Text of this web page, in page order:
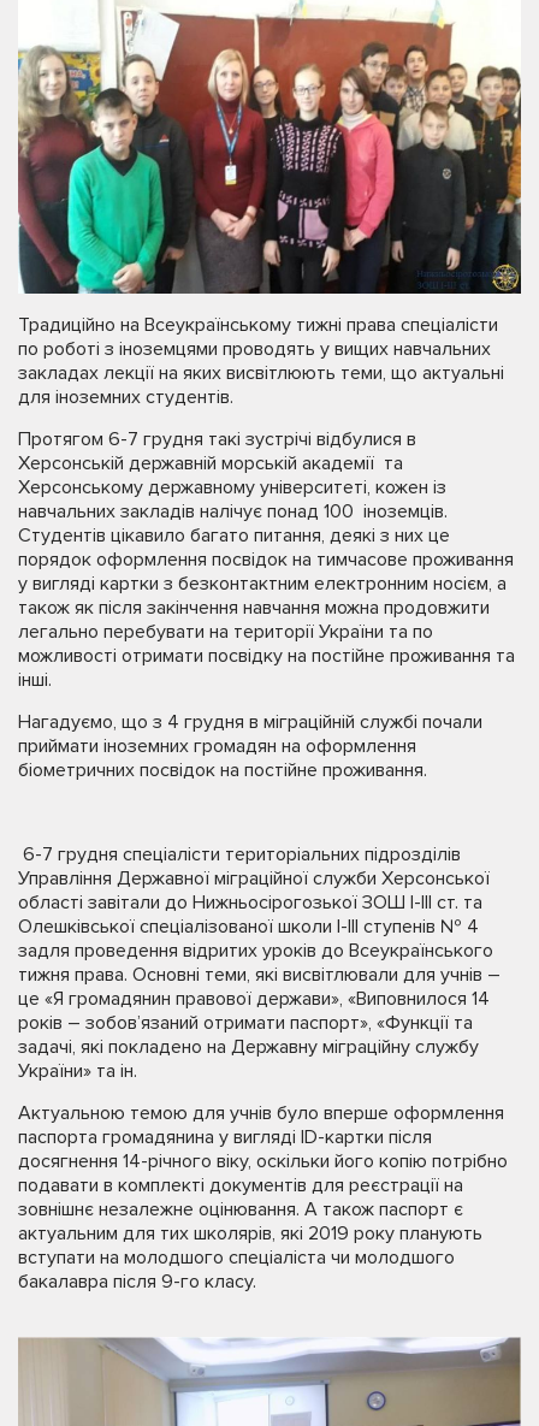
Традиційно на Всеукраїнському тижні права спеціалісти
по роботі з іноземцями проводять у вищих навчальних
закладах лекції на яких висвітлюють теми, що актуальні
для іноземних студентів.
Протягом 6-7 грудня такі зустрічі відбулися в
Херсонській державній морській академії та
Херсонському державному університеті, кожен із
навчальних закладів налічує понад 100 іноземців.
Студентів цікавило багато питання, деякі з них це
порядок оформлення посвідок на тимчасове проживання
у вигляді картки з безконтактним електронним носієм, а
також як після закінчення навчання можна продовжити
легально перебувати на території України та по
можливості отримати посвідку на постійне проживання та
інші.
Нагадуємо, що з 4 грудня в міграційній службі почали
приймати іноземних громадян на оформлення
біометричних посвідок на постійне проживання.
6-7 грудня спеціалісти територіальних підрозділів
Управління Державної міграційної служби Херсонської
області завітали до Нижньосірогозької ЗОШ І-ІІІ ст. та
Олешківської спеціалізованої школи І-ІІІ ступенів № 4
задля проведення відритих уроків до Всеукраїнського
тижня права. Основні теми, які висвітлювали для учнів –
це «Я громадянин правової держави», «Виповнилося 14
років – зобов’язаний отримати паспорт», «Функції та
задачі, які покладено на Державну міграційну службу
України» та ін.
Актуальною темою для учнів було вперше оформлення
паспорта громадянина у вигляді ID-картки після
досягнення 14-річного віку, оскільки його копію потрібно
подавати в комплекті документів для реєстрації на
зовнішнє незалежне оцінювання. А також паспорт є
актуальним для тих школярів, які 2019 року планують
вступати на молодшого спеціаліста чи молодшого
бакалавра після 9-го класу.